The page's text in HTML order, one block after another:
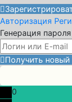
Авторизация
Генерация пароля
Получить новый
0